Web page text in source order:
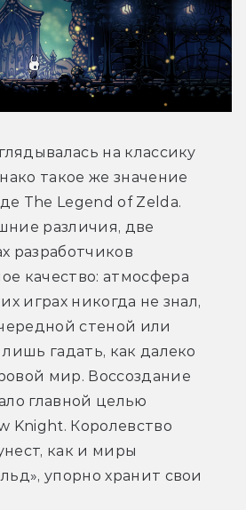
на классику
такое же значение
The Legend of Zelda.
различия, две
разработчиков
качество: атмосфера
играх никогда не знал,
стеной или
гадать, как далеко
мир. Воссоздание
главной целью
Knight. Королевство
как и миры
упорно хранит свои